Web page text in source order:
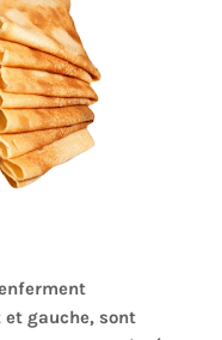
gauche, sont